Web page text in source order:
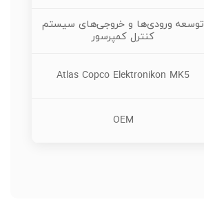
توسعه ورودی‌ها و خروجی‌های سیستم
کنترل کمپرسور
Atlas Copco Elektronikon MK5
OEM